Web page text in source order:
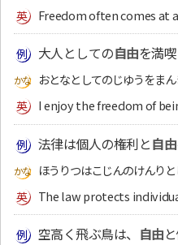
Freedom often comes at
大人としての自由を満
おとなとしてのじゆうをまん
I enjoy the freedom of
法律は個人の権利と自由
ほうりつはこじんのけんりと
The law protects
空高く飛ぶ鳥は、 自由